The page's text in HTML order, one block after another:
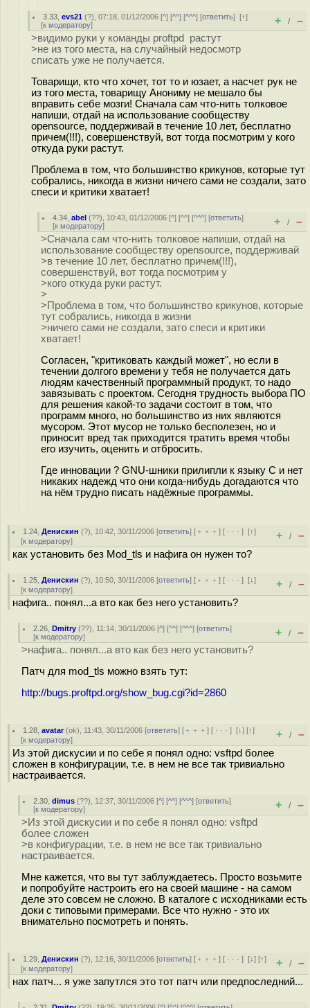
3.33 ,evs21 (?), 07:18, 01/12/2006 [^] [^^] [^^^] [ответить][↑]
[к модератору] + / –
>видимо руки у команды proftpd растут
>не из того места, на случайный недосмотр
списать уже не получается.
Товарищи, кто что хочет, тот то и юзает, а насчет рук не
из того места, товарищу Анониму не мешало бы
вправить себе мозги! Сначала сам что-нить толковое
напиши, отдай на использование сообществу
opensource, поддерживай в течение 10 лет, бесплатно
причем(!!!), совершенствуй, вот тогда посмотрим у кого
откуда руки растут.
Проблема в том, что большинство крикунов, которые тут
собрались, никогда в жизни ничего сами не создали, зато
спеси и критики хватает!
4.34 ,abel (??), 10:43, 01/12/2006 [^] [^^] [^^^] [ответить]
[к модератору] + / –
>Сначала сам что-нить толковое напиши, отдай на
использование сообществу opensource, поддерживай
>в течение 10 лет, бесплатно причем(!!!),
совершенствуй, вот тогда посмотрим у
>кого откуда руки растут.
>
>Проблема в том, что большинство крикунов, которые
тут собрались, никогда в жизни
>ничего сами не создали, зато спеси и критики
хватает!
Согласен, "критиковать каждый может", но если в
течении долгого времени у тебя не получается дать
людям качественный программный продукт, то надо
завязывать с проектом. Сегодня трудность выбора ПО
для решения какой-то задачи состоит в том, что
программ много, но большинство из них являются
мусором. Этот мусор не только бесполезен, но и
приносит вред так приходится тратить время чтобы
его изучить, оценить и отбросить.
Где инновации ? GNU-шники прилипли к языку C и нет
никаких надежд что они когда-нибудь догадаются что
на нём трудно писать надёжные программы.
1.24 ,Денискин (?), 10:42, 30/11/2006 [ответить] [ ﹢﹢﹢] [ · · ·][↑]
[к модератору] + / –
как установить без Mod_tls и нафига он нужен то?
1.25 ,Денискин (?), 10:50, 30/11/2006 [ответить] [ ﹢﹢﹢] [ · · ·][↓]
[к модератору] + / –
нафига.. понял...а вто как без него установить?
2.26 ,Dmitry (??), 11:14, 30/11/2006 [^] [^^] [^^^] [ответить]
[к модератору] + / –
>нафига.. понял...а вто как без него установить?
Патч для mod_tls можно взять тут:
http://bugs.proftpd.org/show_bug.cgi?id=2860
1.28 ,avatar(ok), 11:43, 30/11/2006 [ответить] [ ﹢﹢﹢] [ · · ·][↓] [↑]
[к модератору] + / –
Из этой дискусии и по себе я понял одно: vsftpd более
сложен в конфигурации, т.е. в нем не все так тривиально
настраивается.
2.30 ,dimus (??), 12:37, 30/11/2006 [^] [^^] [^^^] [ответить]
[к модератору] + / –
>Из этой дискусии и по себе я понял одно: vsftpd
более сложен
>в конфигурации, т.е. в нем не все так тривиально
настраивается.
Мне кажется, что вы тут заблуждаетесь. Просто возьмите
и попробуйте настроить его на своей машине - на самом
деле это совсем не сложно. В каталоге с исходниками есть
доки с типовыми примерами. Все что нужно - это их
внимательно посмотреть и понять.
1.29 ,Денискин (?), 12:16, 30/11/2006 [ответить] [ ﹢﹢﹢] [ · · ·][↓] [↑]
[к модератору] + / –
нах патч... я уже запутлся это тот патч или предпоследний...